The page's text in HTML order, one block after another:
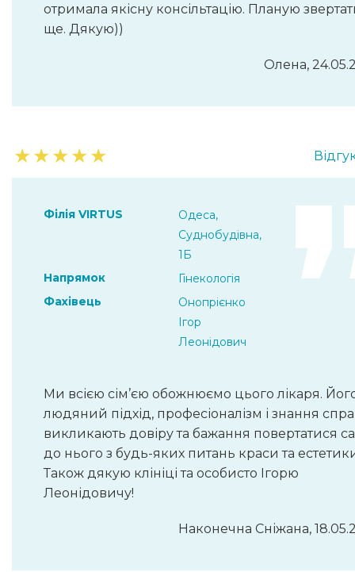
отримала якісну консільтацію. Планую
ще. Дякую))
Олена,
★★★★★
Філія VIRTUS
Одеса,
Суднобудівна,
1Б
Напрямок
Гінекологія
Фахівець
Онопрієнко
Ігор
Леонідович
Ми всією сім’єю обожнюємо цього лікаря.
людяний підхід, професіоналізм і знання
викликають довіру та бажання повертатися
до нього з будь-яких питань краси та
Також дякую клініці та особисто Ігорю
Леонідовичу!
Наконечна Сніжана,